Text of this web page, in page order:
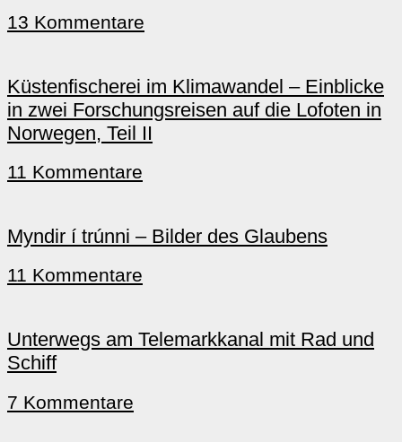
13 Kommentare
Küstenfischerei im Klimawandel – Einblicke
in zwei Forschungsreisen auf die Lofoten in
Norwegen, Teil II
11 Kommentare
Myndir í trúnni – Bilder des Glaubens
11 Kommentare
Unterwegs am Telemarkkanal mit Rad und
Schiff
7 Kommentare